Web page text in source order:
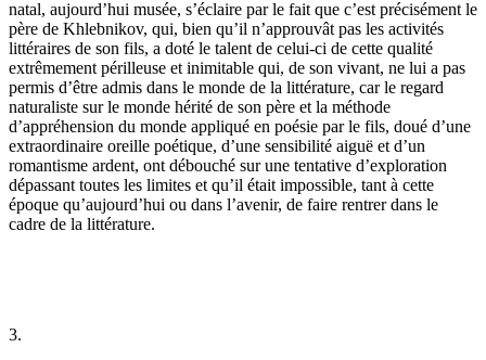
natal, aujourd’hui musée, s’éclaire par le fait que c’est précisément le
père de Khlebnikov, qui, bien qu’il n’approuvât pas les activités
littéraires de son fils, a doté le talent de celui-ci de cette qualité
extrêmement périlleuse et inimitable qui, de son vivant, ne lui a pas
permis d’être admis dans le monde de la littérature, car le regard
naturaliste sur le monde hérité de son père et la méthode
d’appréhension du monde appliqué en poésie par le fils, doué d’une
extraordinaire oreille poétique, d’une sensibilité aiguë et d’un
romantisme ardent, ont débouché sur une tentative d’exploration
dépassant toutes les limites et qu’il était impossible, tant à cette
époque qu’aujourd’hui ou dans l’avenir, de faire rentrer dans le
cadre de la littérature.
3.